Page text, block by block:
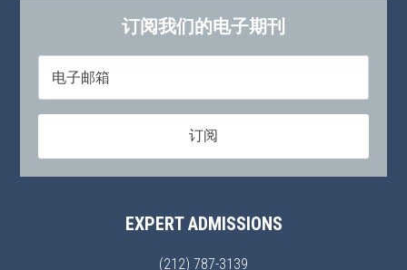
订阅我们的电子期刊
EXPERT ADMISSIONS
(212) 787-3139